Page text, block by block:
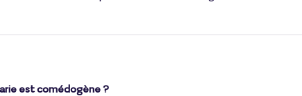
est comédogène ?